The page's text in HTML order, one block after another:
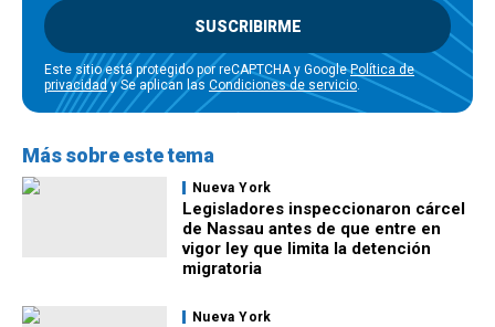
SUSCRIBIRME
Este sitio está protegido por reCAPTCHA y GooglePolítica de
privacidady Se aplican las Condiciones de servicio.
Más sobre este tema
Nueva York
Legisladores inspeccionaron cárcel
de Nassau antes de que entre en
vigor ley que limita la detención
migratoria
Nueva York